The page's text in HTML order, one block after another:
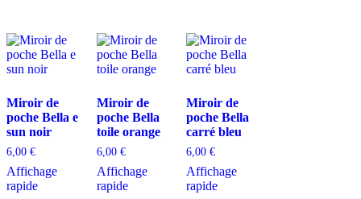
Miroir de
poche Bella e
sun noir
6,00 €
Affichage
rapide
Miroir de
poche Bella
toile orange
6,00 €
Affichage
rapide
Miroir de
poche Bella
carré bleu
6,00€
Affichage
rapide